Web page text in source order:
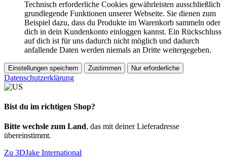
Technisch erforderliche Cookies gewährleisten ausschließlich
grundlegende Funktionen unserer Webseite. Sie dienen zum
Beispiel dazu, dass du Produkte im Warenkorb sammeln oder
dich in dein Kundenkonto einloggen kannst. Ein Rückschluss
auf dich ist für uns dadurch nicht möglich und dadurch
anfallende Daten werden niemals an Dritte weitergegeben.
Einstellungen speichern Zustimmen Nur erforderliche
Datenschutzerklärung
Bist du im richtigen Shop?
Bitte wechsle zum Land, das mit deiner Lieferadresse
übereinstimmt.
Zu 3DJake International